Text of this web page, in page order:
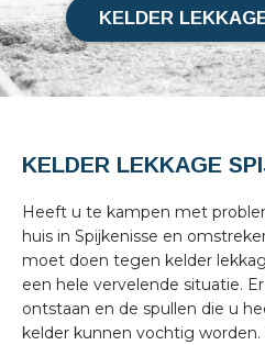
KELDER
KELDER LEKKAGE
Heeft u te kampen met
huis in Spijkenisse en
moet doen tegen kelder
een hele vervelende situatie.
ontstaan en de spullen die u
kelder kunnen vochtig